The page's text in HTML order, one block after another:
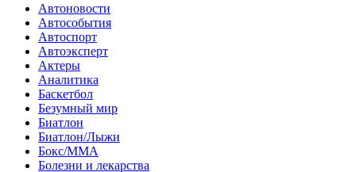
Автоновости
Автособытия
Автоспорт
Автоэксперт
Актеры
Аналитика
Баскетбол
Безумный мир
Биатлон
Биатлон/Лыжи
Бокс/MMA
Болезни и лекарства